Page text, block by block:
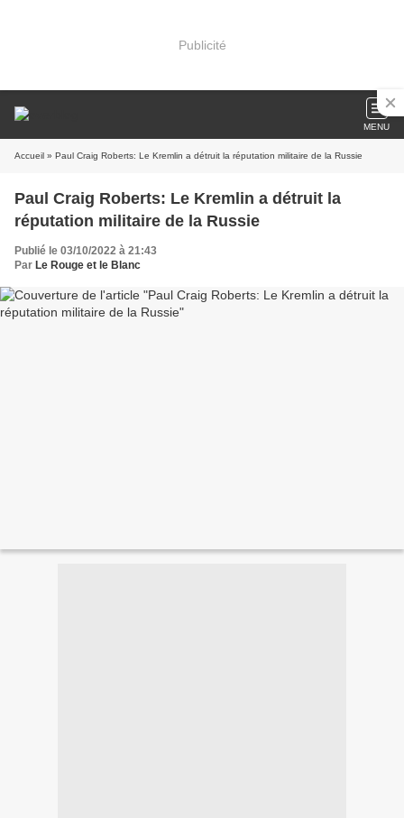
Publicité
MENU
Accueil » Paul Craig Roberts: Le Kremlin a détruit la réputation militaire de la Russie
Paul Craig Roberts: Le Kremlin a détruit la
réputation militaire de la Russie
Publié le 03/10/2022 à 21:43
Par Le Rouge et le Blanc